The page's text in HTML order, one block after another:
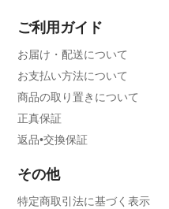
ご利用ガイド
お届け・配送について
お支払い方法について
商品の取り置きについて
正真保証
返品•交換保証
その他
特定商取引法に基づく表示